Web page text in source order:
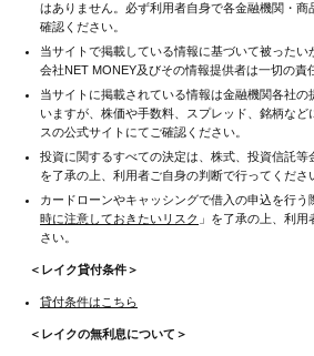
はありません。必ず利用者自身で各金融機関・商
確認ください。
当サイトで掲載している情報に基づいて被った
会社NET MONEY及びその情報提供者は一切の責
当サイトに掲載されている情報は金融機関各社の
いますが、株価や手数料、スプレッド、銘柄な
スの公式サイトにてご確認ください。
投資に関するすべての決定は、株式、投資信託等
を了承の上、利用者ご自身の判断で行ってくださ
カードローンやキャッシングで借入の申込を行う
時に注意しておきたいリスク 」を了承の上、利
さい。
＜レイク貸付条件＞
貸付条件はこちら
＜レイクの無利息について＞